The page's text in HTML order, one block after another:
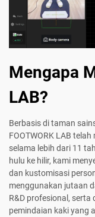
Mengapa
LAB?
Berbasis di taman
FOOTWORK LAB
selama lebih dari 11
hulu ke hilir, kami
dan kustomisasi
menggunakan jutaan
R&D profesional,
pemindaian kaki yang